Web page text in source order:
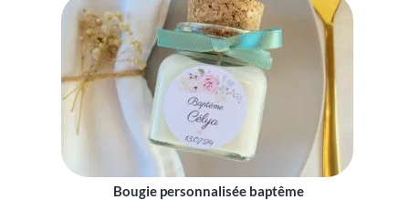
Bougie personnalisée baptême